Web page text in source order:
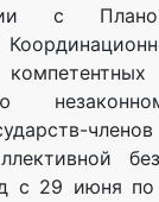
с
с 29 июня